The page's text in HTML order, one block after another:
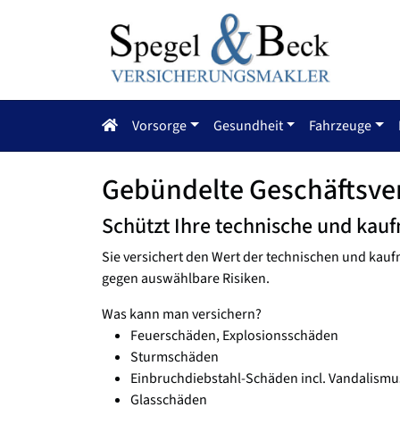
Vorsorge Gesundheit Fahrzeuge
Gebündelte
Schützt Ihre technische und
Sie versichert den Wert der technischen und
gegen auswählbare Risiken.
Was kann man versichern?
Feuerschäden, Explosionsschäden
Sturmschäden
Einbruchdiebstahl-Schäden incl.
Glasschäden